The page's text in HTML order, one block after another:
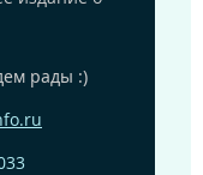
рады :)